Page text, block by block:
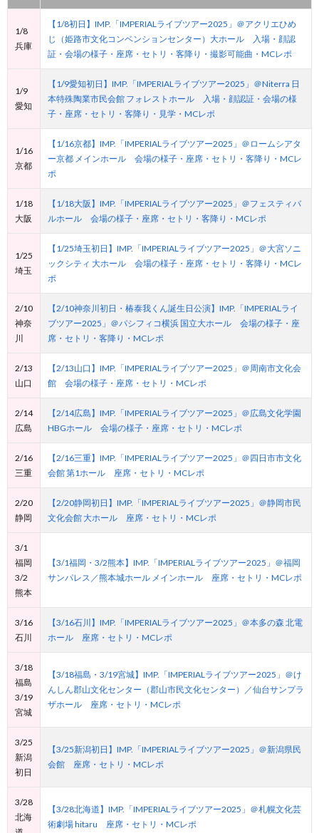
1/8
兵庫
【1/8初日】IMP.「IMPERIALライブツアー2025」＠アクリエひめ
じ（姫路市文化コンベンションセンター）大ホール 入場・顔認
証・会場の様子・座席・セトリ・客降り・撮影可能曲・MCレポ
1/9
愛知
【1/9愛知初日】IMP.「IMPERIALライブツアー2025」＠Niterra 日
本特殊陶業市民会館 フォレストホール 入場・顔認証・会場の様
子・座席・セトリ・客降り・見学・MCレポ
1/16
京都
【1/16京都】IMP.「IMPERIALライブツアー2025」＠ロームシアタ
ー京都 メインホール 会場の様子・座席・セトリ・客降り・MCレ
ポ
1/18
大阪
【1/18大阪】IMP.「IMPERIALライブツアー2025」＠フェスティバ
ルホール 会場の様子・座席・セトリ・客降り・MCレポ
1/25
埼玉
【1/25埼玉初日】IMP.「IMPERIALライブツアー2025」＠大宮ソニ
ックシティ 大ホール 会場の様子・座席・セトリ・客降り・MCレ
ポ
2/10
神奈
川
【2/10神奈川初日・椿泰我くん誕生日公演】IMP.「IMPERIALライ
ブツアー2025」＠パシフィコ横浜 国立大ホール 会場の様子・座
席・セトリ・客降り・MCレポ
2/13
山口
【2/13山口】IMP.「IMPERIALライブツアー2025」＠周南市文化会
館 会場の様子・座席・セトリ・MCレポ
2/14
広島
【2/14広島】IMP.「IMPERIALライブツアー2025」＠広島文化学園
HBGホール 会場の様子・座席・セトリ・MCレポ
2/16
三重
【2/16三重】IMP.「IMPERIALライブツアー2025」＠四日市市文化
会館 第1ホール 座席・セトリ・MCレポ
2/20
静岡
【2/20静岡初日】IMP.「IMPERIALライブツアー2025」＠静岡市民
文化会館 大ホール 座席・セトリ・MCレポ
3/1
福岡
3/2
熊本
【3/1福岡・3/2熊本】IMP.「IMPERIALライブツアー2025」＠福岡
サンパレス／熊本城ホール メインホール 座席・セトリ・MCレポ
3/16
石川
【3/16石川】IMP.「IMPERIALライブツアー2025」＠本多の森 北電
ホール 座席・セトリ・MCレポ
3/18
福島
3/19
宮城
【3/18福島・3/19宮城】IMP.「IMPERIALライブツアー2025」＠け
んしん郡山文化センター（郡山市民文化センター）／仙台サンプラ
ザホール 座席・セトリ・MCレポ
3/25
新潟
初日
【3/25新潟初日】IMP.「IMPERIALライブツアー2025」＠新潟県民
会館 座席・セトリ・MCレポ
3/28
北海
【3/28北海道】IMP.「IMPERIALライブツアー2025」＠札幌文化芸
術劇場 hitaru 座席・セトリ・MCレポ